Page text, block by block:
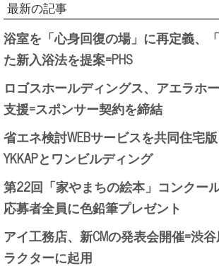
最新の記事
浴室を「心身回復の場」に再定義、
た新入浴法を提案=PHS
ロゴスホールディングス、アエラホ
支援=スポンサー契約を締結
省エネ検討WEBサービスを共同住宅版
YKKAPとワンビルディング
第22回「家やまちの絵本」コンクー
応募者全員に色鉛筆プレゼント
アイ工務店、新CMの発表会開催=渋
ラクターに起用